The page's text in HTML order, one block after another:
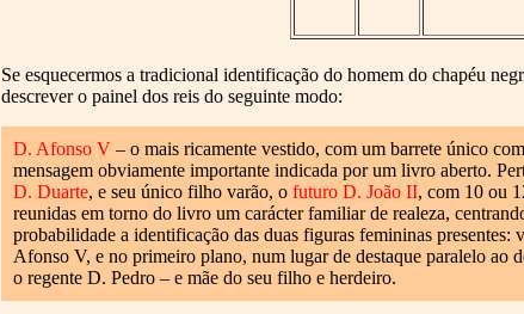
Se esquecermos a tradicional identificação do homem do chapéu
descrever o painel dos reis do seguinte modo:
D. Afonso V – o mais ricamente vestido, com um barrete único
mensagem obviamente importante indicada por um livro aberto.
D. Duarte, e seu único filho varão, o futuro D. João II, com 10 ou
reunidas em torno do livro um carácter familiar de realeza,
probabilidade a identificação das duas figuras femininas presentes:
Afonso V, e no primeiro plano, num lugar de destaque paralelo ao
o regente D. Pedro – e mãe do seu filho e herdeiro.